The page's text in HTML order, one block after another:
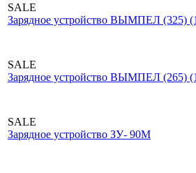
SALE
Зарядное устройство ВЫМПЕЛ (325)
SALE
Зарядное устройство ВЫМПЕЛ (265)
SALE
Зарядное устройство ЗУ- 90М